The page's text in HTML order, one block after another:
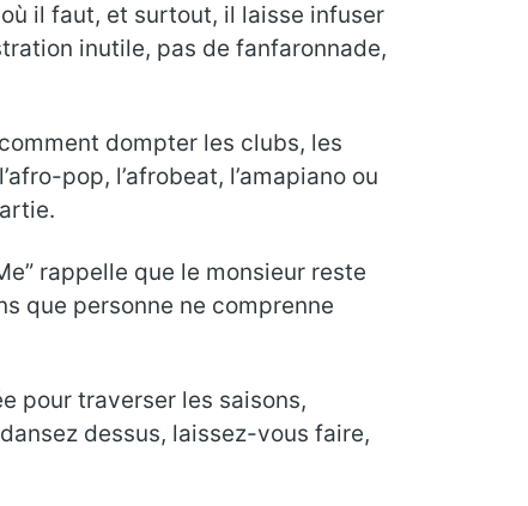
il faut, et surtout, il laisse infuser
inutile, pas de fanfaronnade,
dompter les clubs, les
pop, l’afrobeat, l’amapiano ou
rappelle que le monsieur reste
que personne ne comprenne
pour traverser les saisons,
dessus, laissez-vous faire,